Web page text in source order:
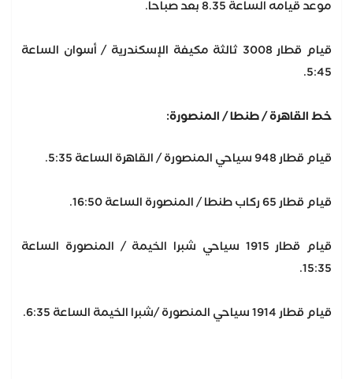
موعد قيامه الساعة 8.35 بعد صباحا.
قيام قطار 3008 ثالثة مكيفة الإسكندرية / أسوان الساعة
5:45.
خط القاهرة / طنطا / المنصورة:
قيام قطار 948 سياحي المنصورة / القاهرة الساعة 5:35.
قيام قطار 65 ركاب طنطا / المنصورة الساعة 16:50.
قيام قطار 1915 سياحي شبرا الخيمة / المنصورة الساعة
15:35.
قيام قطار 1914 سياحي المنصورة /شبرا الخيمة الساعة 6:35.